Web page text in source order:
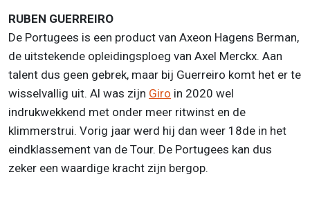
RUBEN GUERREIRO
De Portugees is een product van Axeon Hagens Berman,
de uitstekende opleidingsploeg van Axel Merckx. Aan
talent dus geen gebrek, maar bij Guerreiro komt het er te
wisselvallig uit. Al was zijn Giro in 2020 wel
indrukwekkend met onder meer ritwinst en de
klimmerstrui. Vorig jaar werd hij dan weer 18de in het
eindklassement van de Tour. De Portugees kan dus
zeker een waardige kracht zijn bergop.